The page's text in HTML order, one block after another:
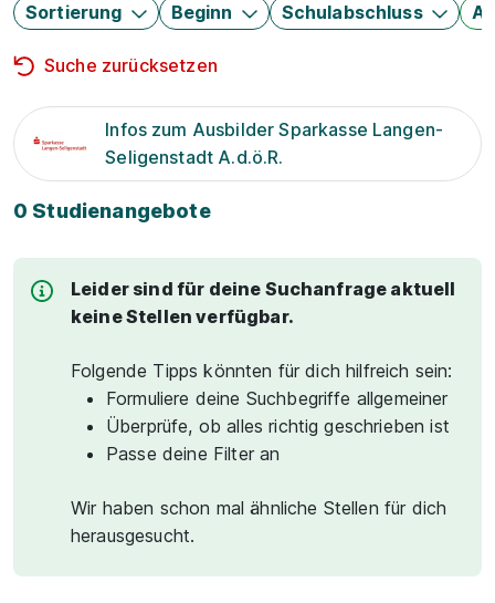
Sortierung Beginn Schulabschluss
Suche zurücksetzen
Infos zum Ausbilder Sparkasse Langen-
Seligenstadt A.d.ö.R.
0 Studienangebote
Leider sind für deine Suchanfrage aktuell
keine Stellen verfügbar.
Folgende Tipps könnten für dich hilfreich sein:
Formuliere deine Suchbegriffe allgemeiner
Überprüfe, ob alles richtig geschrieben ist
Passe deine Filter an
Wir haben schon mal ähnliche Stellen für dich
herausgesucht.